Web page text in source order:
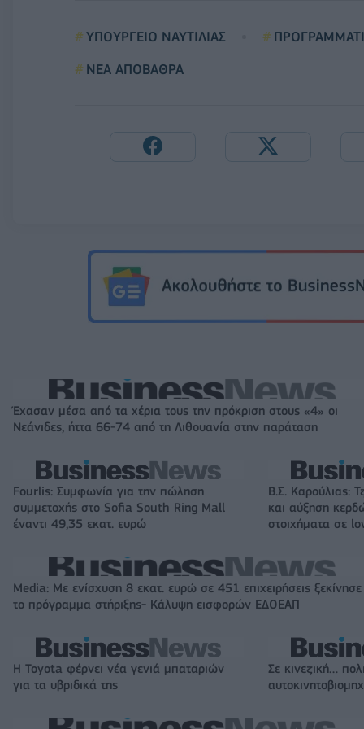
ΥΠΟΥΡΓΕΙΟ ΝΑΥΤΙΛΙΑΣ
ΝΕΑ ΑΠΟΒΑΘΡΑ
Έχασαν μέσα από τα χέρια τους την πρόκριση στους «4» οι
Νεάνιδες, ήττα 66-74 από τη Λιθουανία στην παράταση
Fourlis: Συμφωνία για την πώληση
συμμετοχής στο Sofia South Ring Mall
έναντι 49,35 εκατ. ευρώ
Β.Σ. Καρούλιας:
και αύξηση
στοιχήματα σε
Media: Με ενίσχυση 8 εκατ. ευρώ σε 451 επιχειρήσεις ξεκίνησε
το πρόγραμμα στήριξης- Κάλυψη εισφορών ΕΔΟΕΑΠ
Η Toyota φέρνει νέα γενιά μπαταριών
για τα υβριδικά της
Σε κινεζική…